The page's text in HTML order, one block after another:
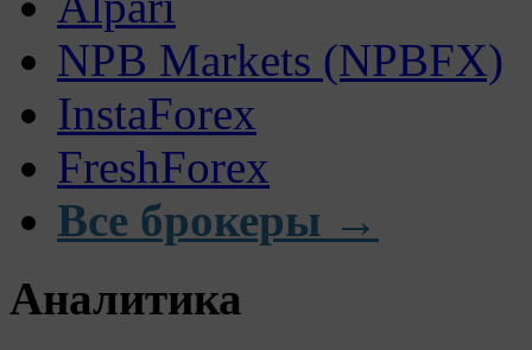
NPB Markets (NPBFX)
InstaForex
FreshForex
Все брокеры →
Аналитика